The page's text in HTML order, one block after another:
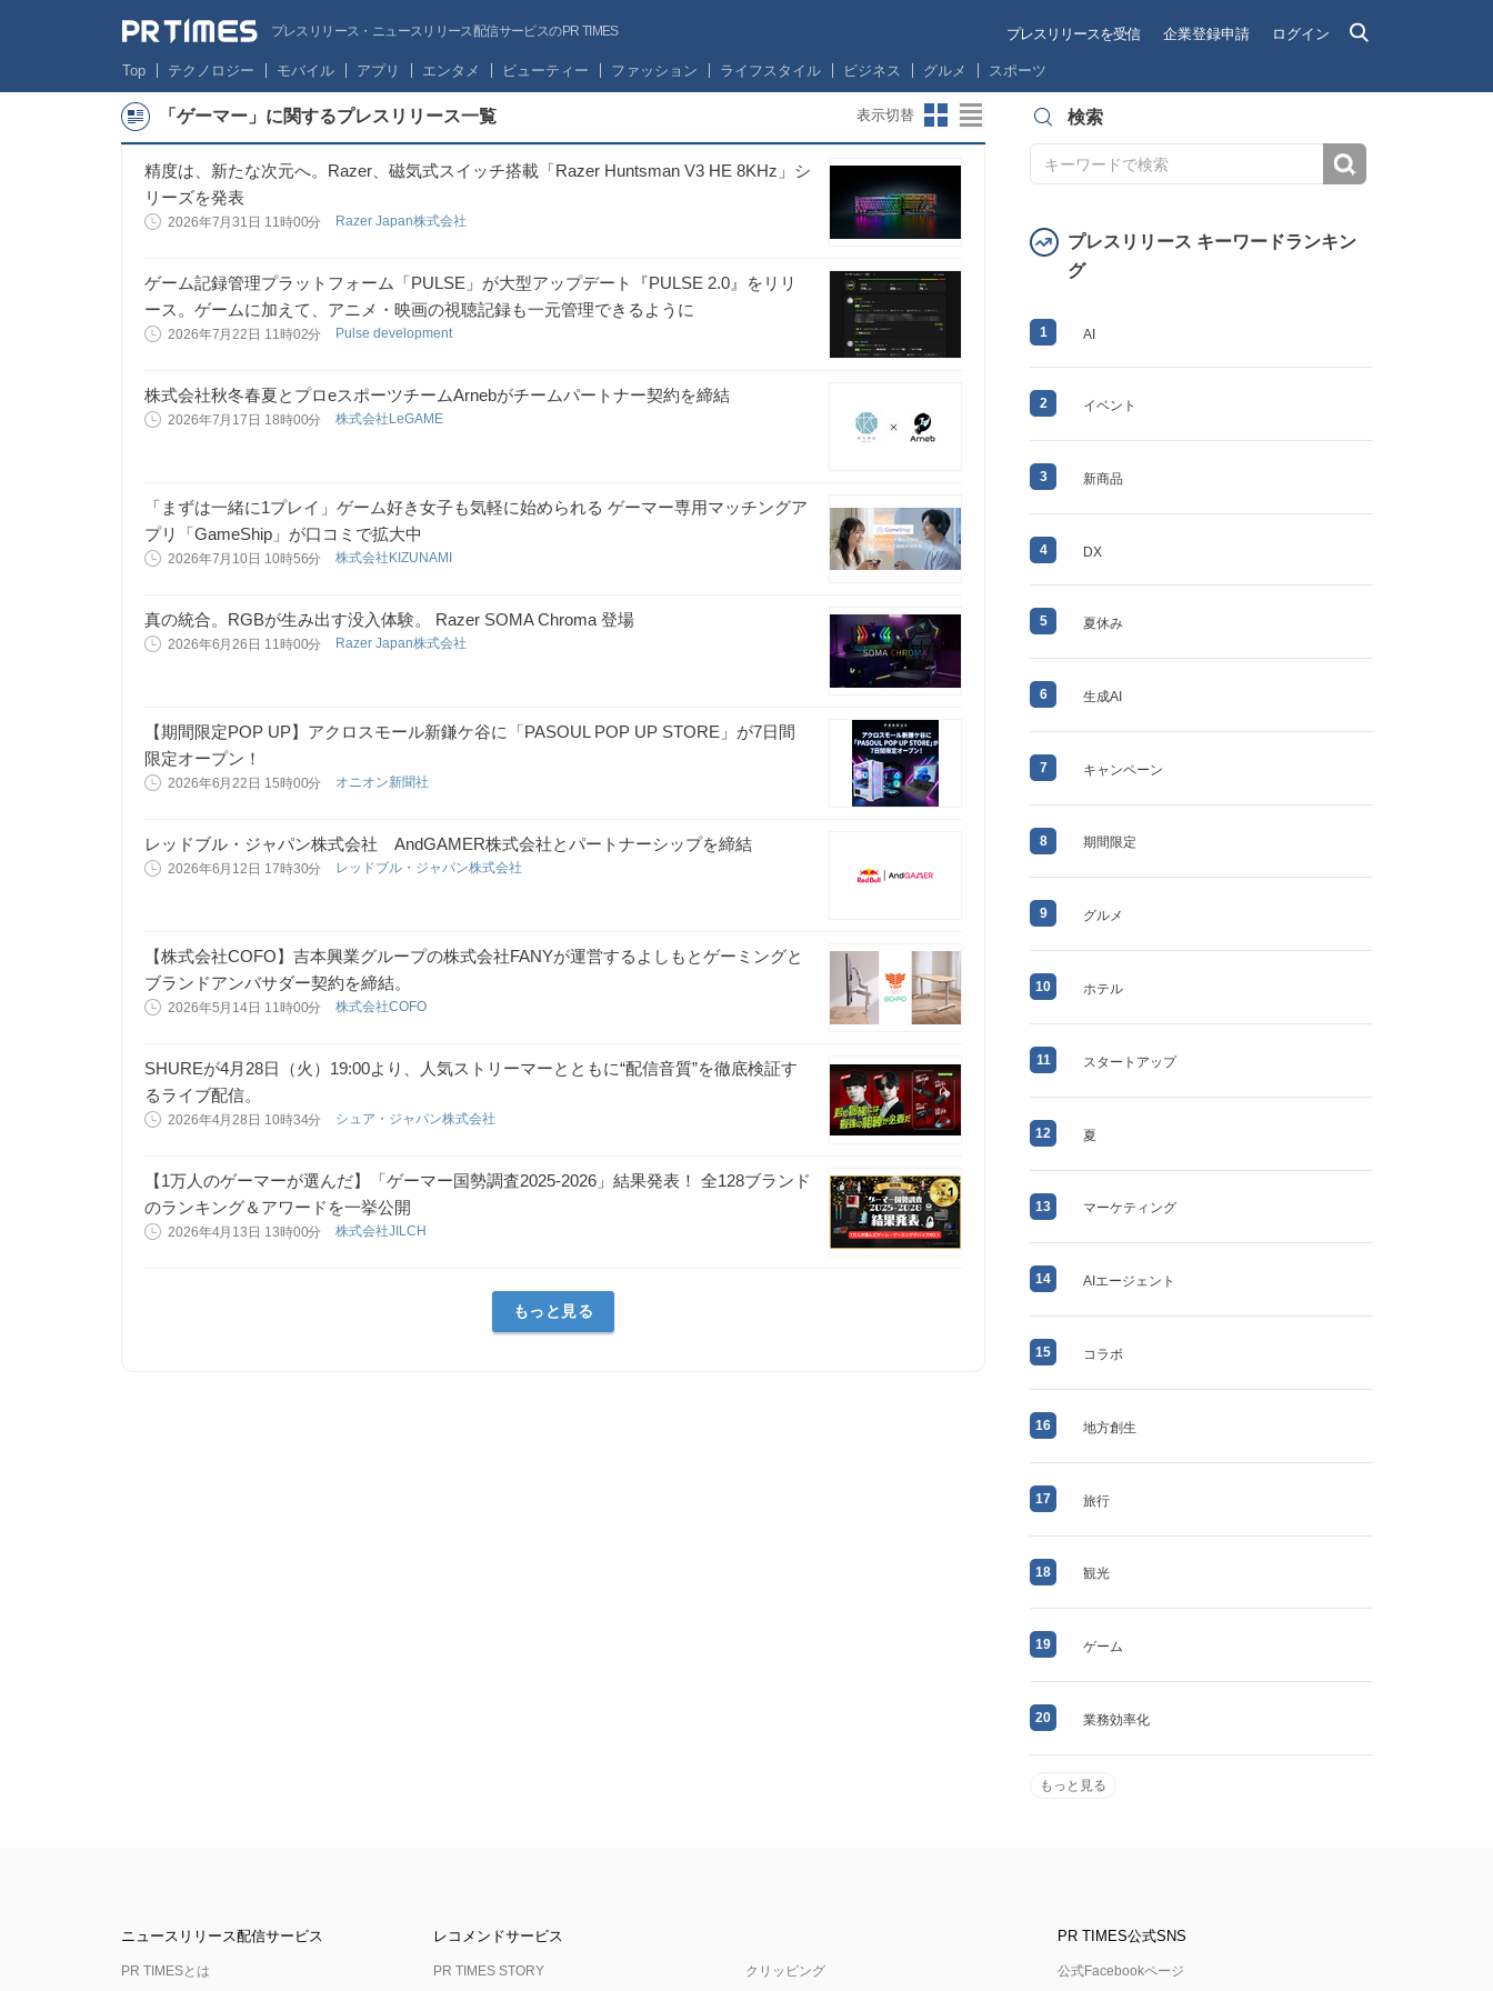
プレスリリース・ニュースリリース配信サービスのPR TIMES プレスリリースを受信 企業登録申請 ログイン
Top テクノロジー モバイル アプリ エンタメ ビューティー ファッション ライフスタイル ビジネス グルメ スポーツ
「ゲーマー」に関するプレスリリース一覧 表示切替
精度は、新たな次元へ。Razer、磁気式スイッチ搭載「Razer Huntsman V3 HE 8KHz」シ
リーズを発表
2026年7月31日 11時00分 Razer Japan株式会社
ゲーム記録管理プラットフォーム「PULSE」が大型アップデート『PULSE 2.0』をリリ
ース。ゲームに加えて、アニメ・映画の視聴記録も一元管理できるように
2026年7月22日 11時02分 Pulse development
株式会社秋冬春夏とプロeスポーツチームArnebがチームパートナー契約を締結
2026年7月17日 18時00分 株式会社LeGAME
「まずは一緒に1プレイ」ゲーム好き女子も気軽に始められる ゲーマー専用マッチングア
プリ「GameShip」が口コミで拡大中
2026年7月10日 10時56分 株式会社KIZUNAMI
真の統合。RGBが生み出す没入体験。 Razer SOMA Chroma 登場
2026年6月26日 11時00分 Razer Japan株式会社
【期間限定POP UP】アクロスモール新鎌ケ谷に「PASOUL POP UP STORE」が7日間
限定オープン！
2026年6月22日 15時00分 オニオン新聞社
レッドブル・ジャパン株式会社 AndGAMER株式会社とパートナーシップを締結
2026年6月12日 17時30分 レッドブル・ジャパン株式会社
【株式会社COFO】吉本興業グループの株式会社FANYが運営するよしもとゲーミングと
ブランドアンバサダー契約を締結。
2026年5月14日 11時00分 株式会社COFO
SHUREが4月28日（火）19:00より、人気ストリーマーとともに“配信音質”を徹底検証す
るライブ配信。
2026年4月28日 10時34分 シュア・ジャパン株式会社
【1万人のゲーマーが選んだ】「ゲーマー国勢調査2025-2026」結果発表！ 全128ブランド
のランキング＆アワードを一挙公開
2026年4月13日 13時00分 株式会社JILCH
もっと見る
検索
プレスリリース キーワードランキン
グ
1 AI
2 イベント
3 新商品
4 DX
5 夏休み
6 生成AI
7 キャンペーン
8 期間限定
9 グルメ
10 ホテル
11 スタートアップ
12 夏
13 マーケティング
14 AIエージェント
15 コラボ
16 地方創生
17 旅行
18 観光
19 ゲーム
20 業務効率化
もっと見る
ニュースリリース配信サービス
PR TIMESとは
レコメンドサービス
PR TIMES STORY クリッピング
PR TIMES公式SNS
公式Facebookページ